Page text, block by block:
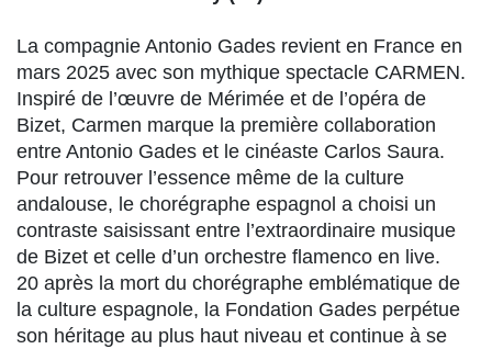
La compagnie Antonio Gades revient en France en
mars 2025 avec son mythique spectacle CARMEN.
Inspiré de l’œuvre de Mérimée et de l’opéra de
Bizet, Carmen marque la première collaboration
entre Antonio Gades et le cinéaste Carlos Saura.
Pour retrouver l’essence même de la culture
andalouse, le chorégraphe espagnol a choisi un
contraste saisissant entre l’extraordinaire musique
de Bizet et celle d’un orchestre flamenco en live.
20 après la mort du chorégraphe emblématique de
la culture espagnole, la Fondation Gades perpétue
son héritage au plus haut niveau et continue à se